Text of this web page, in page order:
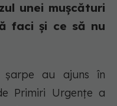
unei mușcături
faci și ce să nu
au ajuns în
Primiri Urgenţe a